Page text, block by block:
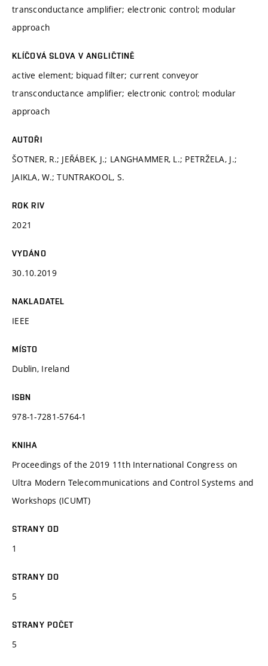
transconductance amplifier; electronic control; modular
approach
KLÍČOVÁ SLOVA V ANGLIČTINĚ
active element; biquad filter; current conveyor
transconductance amplifier; electronic control; modular
approach
AUTOŘI
ŠOTNER, R.; JEŘÁBEK, J.; LANGHAMMER, L.; PETRŽELA, J.;
JAIKLA, W.; TUNTRAKOOL, S.
ROK RIV
2021
VYDÁNO
30.10.2019
NAKLADATEL
IEEE
MÍSTO
Dublin, Ireland
ISBN
978-1-7281-5764-1
KNIHA
Proceedings of the 2019 11th International Congress on
Ultra Modern Telecommunications and Control Systems and
Workshops (ICUMT)
STRANY OD
1
STRANY DO
5
STRANY POČET
5